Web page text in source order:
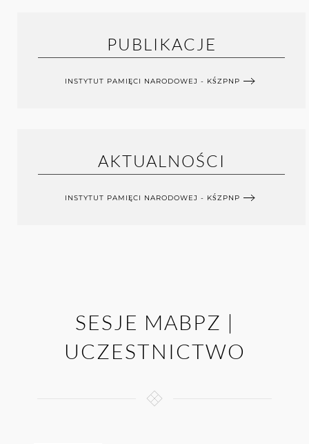
PUBLIKACJE
INSTYTUT PAMIĘCI NARODOWEJ - KŚZPNP
AKTUALNOŚCI
INSTYTUT PAMIĘCI NARODOWEJ - KŚZPNP
SESJE MABPZ |
UCZESTNICTWO